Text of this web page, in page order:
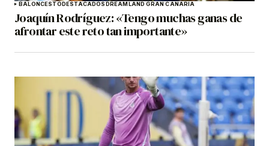
BALONCESTODESTACADOSDREAMLAND GRAN CANARIA
Joaquín Rodríguez: «Tengo muchas ganas de
afrontar este reto tan importante»